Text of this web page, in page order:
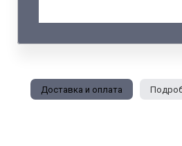
Доставка и оплата